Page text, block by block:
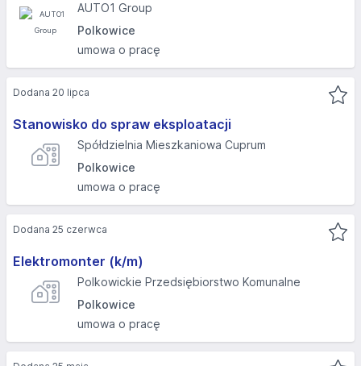
AUTO1 Group
Polkowice
umowa o pracę
Stanowisko do spraw eksploatacji
Spółdzielnia Mieszkaniowa Cuprum
Polkowice
umowa o pracę
Dodana 20 lipca
Elektromonter (k/m)
Polkowickie Przedsiębiorstwo Komunalne
Polkowice
umowa o pracę
Dodana 25 czerwca